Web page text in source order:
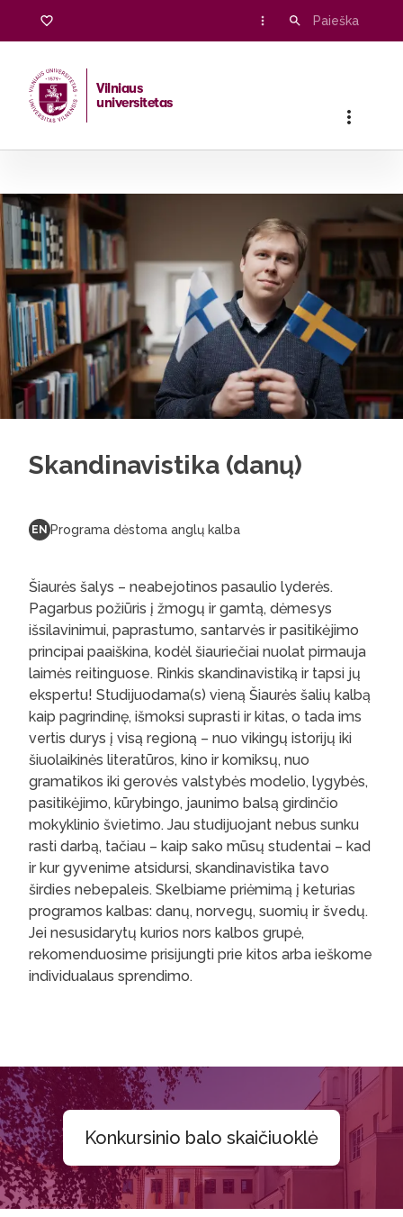
Vilniaus
universitetas
Skandinavistika (danų)
EN Programa dėstoma anglų kalba
Šiaurės šalys – neabejotinos pasaulio lyderės.
Pagarbus požiūris į žmogų ir gamtą, dėmesys
išsilavinimui, paprastumo, santarvės ir pasitikėjimo
principai paaiškina, kodėl šiauriečiai nuolat pirmauja
laimės reitinguose. Rinkis skandinavistiką ir tapsi jų
ekspertu! Studijuodama(s) vieną Šiaurės šalių kalbą
kaip pagrindinę, išmoksi suprasti ir kitas, o tada ims
vertis durys į visą regioną – nuo vikingų istorijų iki
šiuolaikinės literatūros, kino ir komiksų, nuo
gramatikos iki gerovės valstybės modelio, lygybės,
pasitikėjimo, kūrybingo, jaunimo balsą girdinčio
mokyklinio švietimo. Jau studijuojant nebus sunku
rasti darbą, tačiau – kaip sako mūsų studentai – kad
ir kur gyvenime atsidursi, skandinavistika tavo
širdies nebepaleis. Skelbiame priėmimą į keturias
programos kalbas: danų, norvegų, suomių ir švedų.
Jei nesusidarytų kurios nors kalbos grupė,
rekomenduosime prisijungti prie kitos arba ieškome
individualaus sprendimo.
Konkursinio balo skaičiuoklė